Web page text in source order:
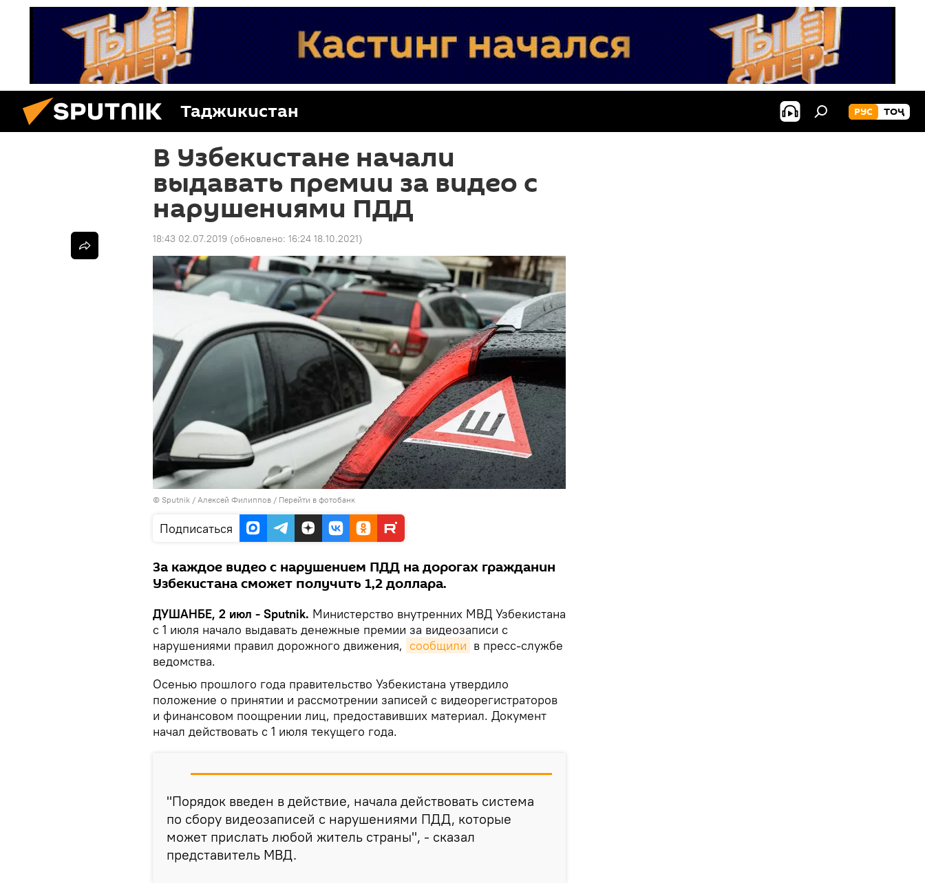
Таджикистан РУС ТОҶ
В Узбекистане начали
выдавать премии за видео с
нарушениями ПДД
18:43 02.07.2019 (обновлено: 16:24 18.10.2021)
© Sputnik / Алексей Филиппов / Перейти в фотобанк
Подписаться
За каждое видео с нарушением ПДД на дорогах гражданин
Узбекистана сможет получить 1,2 доллара.
ДУШАНБЕ, 2 июл - Sputnik. Министерство внутренних МВД Узбекистана
с 1 июля начало выдавать денежные премии за видеозаписи с
нарушениями правил дорожного движения, сообщили в пресс-службе
ведомства.
Осенью прошлого года правительство Узбекистана утвердило
положение о принятии и рассмотрении записей с видеорегистраторов
и финансовом поощрении лиц, предоставивших материал. Документ
начал действовать с 1 июля текущего года.
"Порядок введен в действие, начала действовать система
по сбору видеозаписей с нарушениями ПДД, которые
может прислать любой житель страны", - сказал
представитель МВД.